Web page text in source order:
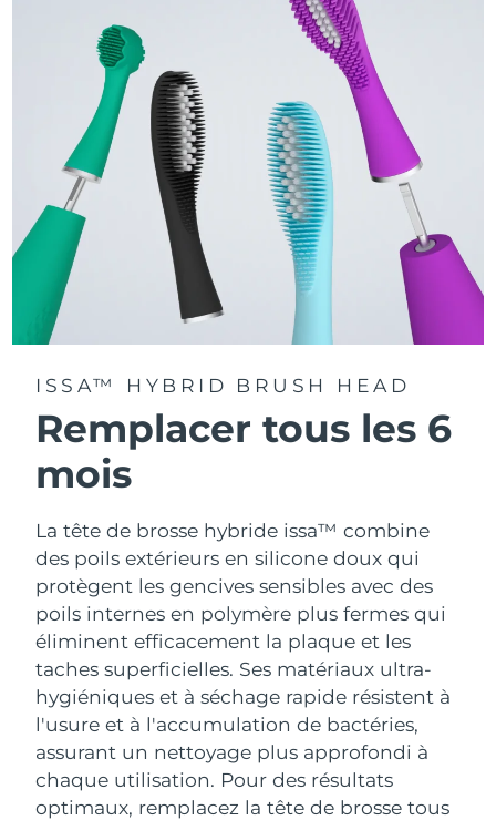
La technologie Sonic Pulse délivre 11 000 pulsations par
minute.
Accédez à des modes de brossage personnalisés via
l'application FOREO For You.
ISSA™ HYBRID BRUSH HEAD
Remplacer tous les 6
mois
La tête de brosse hybride issa™ combine
des poils extérieurs en silicone doux qui
protègent les gencives sensibles avec des
poils internes en polymère plus fermes qui
éliminent efficacement la plaque et les
taches superficielles. Ses matériaux ultra-
hygiéniques et à séchage rapide résistent à
l'usure et à l'accumulation de bactéries,
assurant un nettoyage plus approfondi à
chaque utilisation. Pour des résultats
optimaux, remplacez la tête de brosse tous